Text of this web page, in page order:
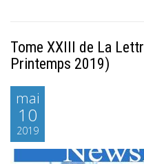
Tome XXIII de La
Printemps 2019)
mai
10
2019